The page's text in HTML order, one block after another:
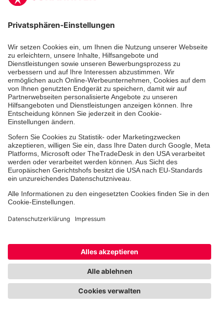
Aus- & Fortbildungen
Erste-Hilfe-Kurse
Jobs & Ehrenamt
Freiwilligendienst
Spendenprojekte
Johanniter-Jugend
Einrichtungen
Cookie-Einstellungen Datenschutz Barrierefreiheit
Impressum Kontakt Widerruf